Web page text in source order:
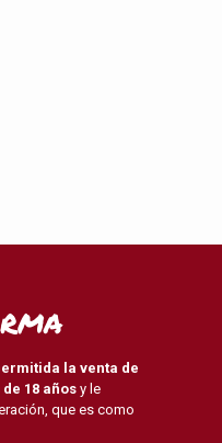
la venta de
18 años y le
que es como